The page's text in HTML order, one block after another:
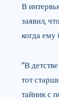
В
заявил,
когда ему
“В
тот
тайник с